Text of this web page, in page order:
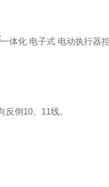
倒10、11线。